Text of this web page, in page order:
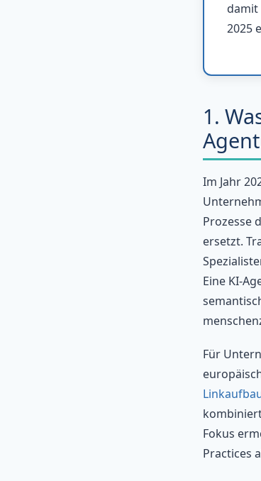
damit
2025
1.
Im Jahr
Prozesse
ersetzt.
Eine KI-
Für
Fokus
Practices